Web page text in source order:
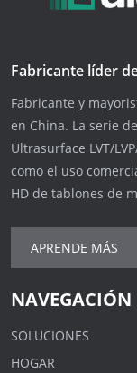
Fabricante líder
Fabricante y
en China. La serie
Ultrasurface LVT/
como el uso
HD de tablones de
APRENDE MÁS
NAVEGACIÓN
SOLUCIONES
HOGAR